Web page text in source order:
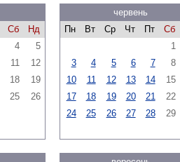
Сб
Нд
4
5
11
12
18
19
25
26
червень
Пн
Вт Ср Чт Пт Сб
1
3
4 5 6 7 8
10
11 12 13 14 15
17
18 19 20 21 22
24
25 26 27 28 29